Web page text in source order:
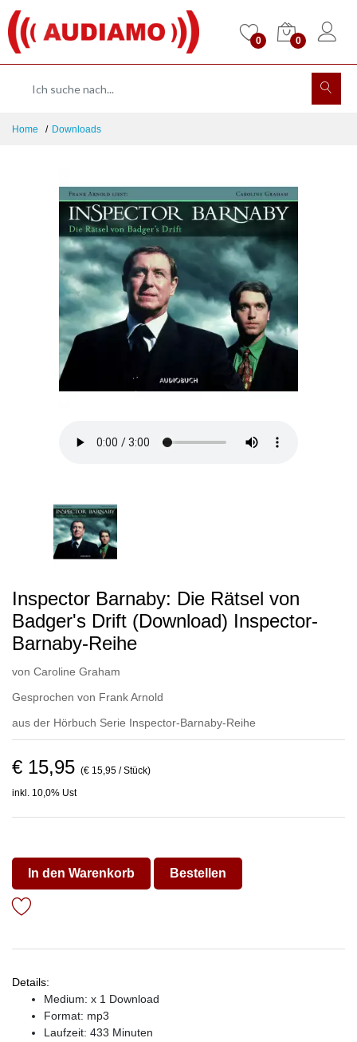
0 0
Home Downloads
Inspector Barnaby: Die Rätsel von
Badger's Drift (Download) Inspector-
Barnaby-Reihe
von Caroline Graham
Gesprochen von Frank Arnold
aus der Hörbuch Serie Inspector-Barnaby-Reihe
€ 15,95 (€ 15,95 / Stück)
inkl. 10,0% Ust
In den Warenkorb Bestellen
Details:
Medium: x 1 Download
Format: mp3
Laufzeit: 433 Minuten